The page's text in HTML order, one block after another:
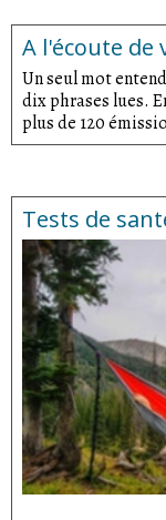
A l'écoute de
Un seul mot
dix phrases lues.
plus de 120
Tests de